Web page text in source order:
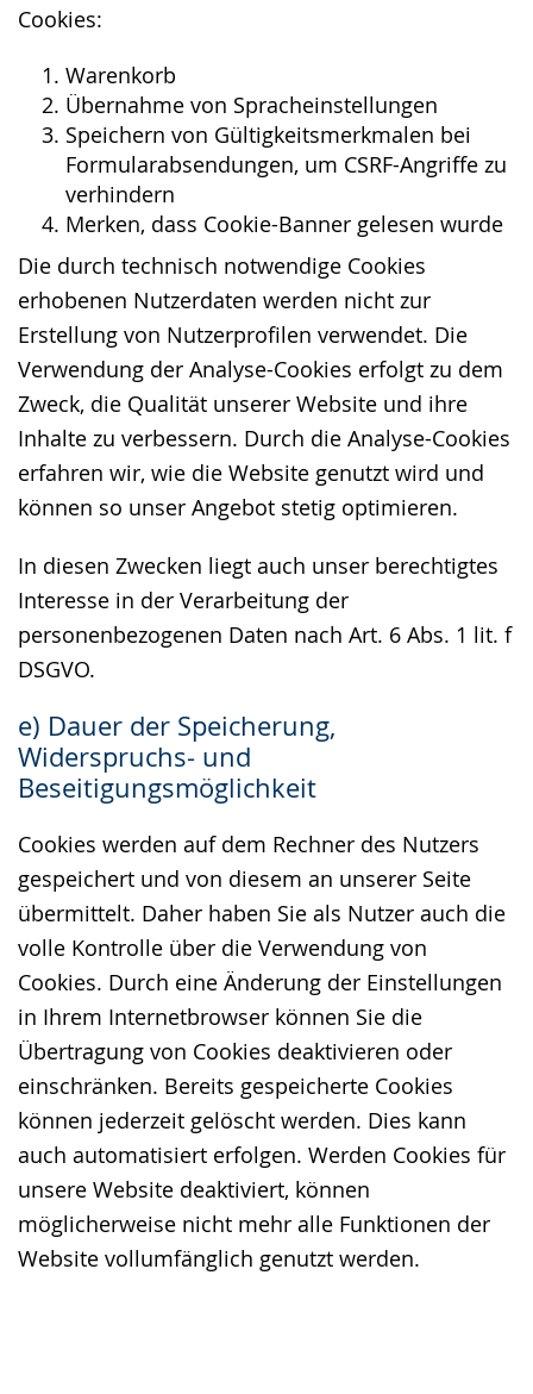
Cookies:
Warenkorb
Übernahme von Spracheinstellungen
Speichern von Gültigkeitsmerkmalen bei
Formularabsendungen, um CSRF-Angriffe zu
verhindern
Merken, dass Cookie-Banner gelesen wurde
Die durch technisch notwendige Cookies
erhobenen Nutzerdaten werden nicht zur
Erstellung von Nutzerprofilen verwendet. Die
Verwendung der Analyse-Cookies erfolgt zu dem
Zweck, die Qualität unserer Website und ihre
Inhalte zu verbessern. Durch die Analyse-Cookies
erfahren wir, wie die Website genutzt wird und
können so unser Angebot stetig optimieren.
In diesen Zwecken liegt auch unser berechtigtes
Interesse in der Verarbeitung der
personenbezogenen Daten nach Art. 6 Abs. 1 lit. f
DSGVO.
e) Dauer der Speicherung,
Widerspruchs- und
Beseitigungsmöglichkeit
Cookies werden auf dem Rechner des Nutzers
gespeichert und von diesem an unserer Seite
übermittelt. Daher haben Sie als Nutzer auch die
volle Kontrolle über die Verwendung von
Cookies. Durch eine Änderung der Einstellungen
in Ihrem Internetbrowser können Sie die
Übertragung von Cookies deaktivieren oder
einschränken. Bereits gespeicherte Cookies
können jederzeit gelöscht werden. Dies kann
auch automatisiert erfolgen. Werden Cookies für
unsere Website deaktiviert, können
möglicherweise nicht mehr alle Funktionen der
Website vollumfänglich genutzt werden.